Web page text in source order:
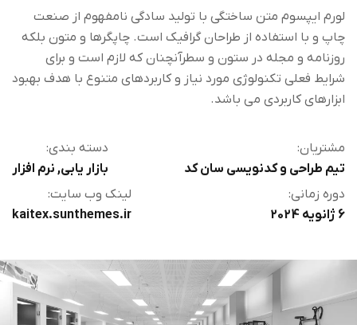
لورم ایپسوم متن ساختگی با تولید سادگی نامفهوم از صنعت
چاپ و با استفاده از طراحان گرافیک است. چاپگرها و متون بلکه
روزنامه و مجله در ستون و سطرآنچنان که لازم است و برای
شرایط فعلی تکنولوژی مورد نیاز و کاربردهای متنوع با هدف بهبود
ابزارهای کاربردی می باشد.
مشتریان:
تیم طراحی و کدنویسی سان کد
دسته بندی:
بازار یابی, نرم افزار
دوره زمانی:
6 ژانویه 2024
لینک وب سایت:
kaitex.sunthemes.ir